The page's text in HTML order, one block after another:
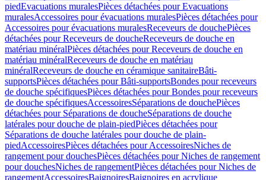
piedEvacuations muralesPièces détachées pour Evacuations
muralesAccessoires pour évacuations muralesPièces détachées pour
Accessoires pour évacuations muralesReceveurs de douchePièces
détachées pour Receveurs de doucheReceveurs de douche en
matériau minéralPièces détachées pour Receveurs de douche en
matériau minéralReceveurs de douche en matériau
minéralReceveurs de douche en céramique sanitaireBâti-
supportsPièces détachées pour Bâti-supportsBondes pour receveurs
de douche spécifiquesPièces détachées pour Bondes pour receveurs
de douche spécifiquesAccessoiresSéparations de douchePièces
détachées pour Séparations de doucheSéparations de douche
latérales pour douche de plain-piedPièces détachées pour
Séparations de douche latérales pour douche de plain-
piedAccessoiresPièces détachées pour AccessoiresNiches de
rangement pour douchesPièces détachées pour Niches de rangement
pour douchesNiches de rangementPièces détachées pour Niches de
rangementAccessoiresBaignoiresBaignoires en acrylique